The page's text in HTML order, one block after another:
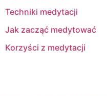
Techniki medytacji
Jak zacząć medytować
Korzyści z medytacji